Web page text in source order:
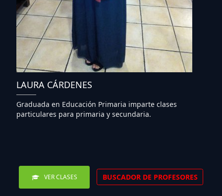
LAURA CÁRDENES
Graduada en Educación Primaria imparte clases
particulares para primaria y secundaria.
VER CLASES BUSCADOR DE PROFESORES